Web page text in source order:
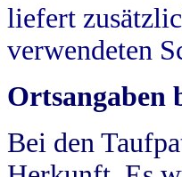
liefert
verwendeten
Ortsangaben
Bei den